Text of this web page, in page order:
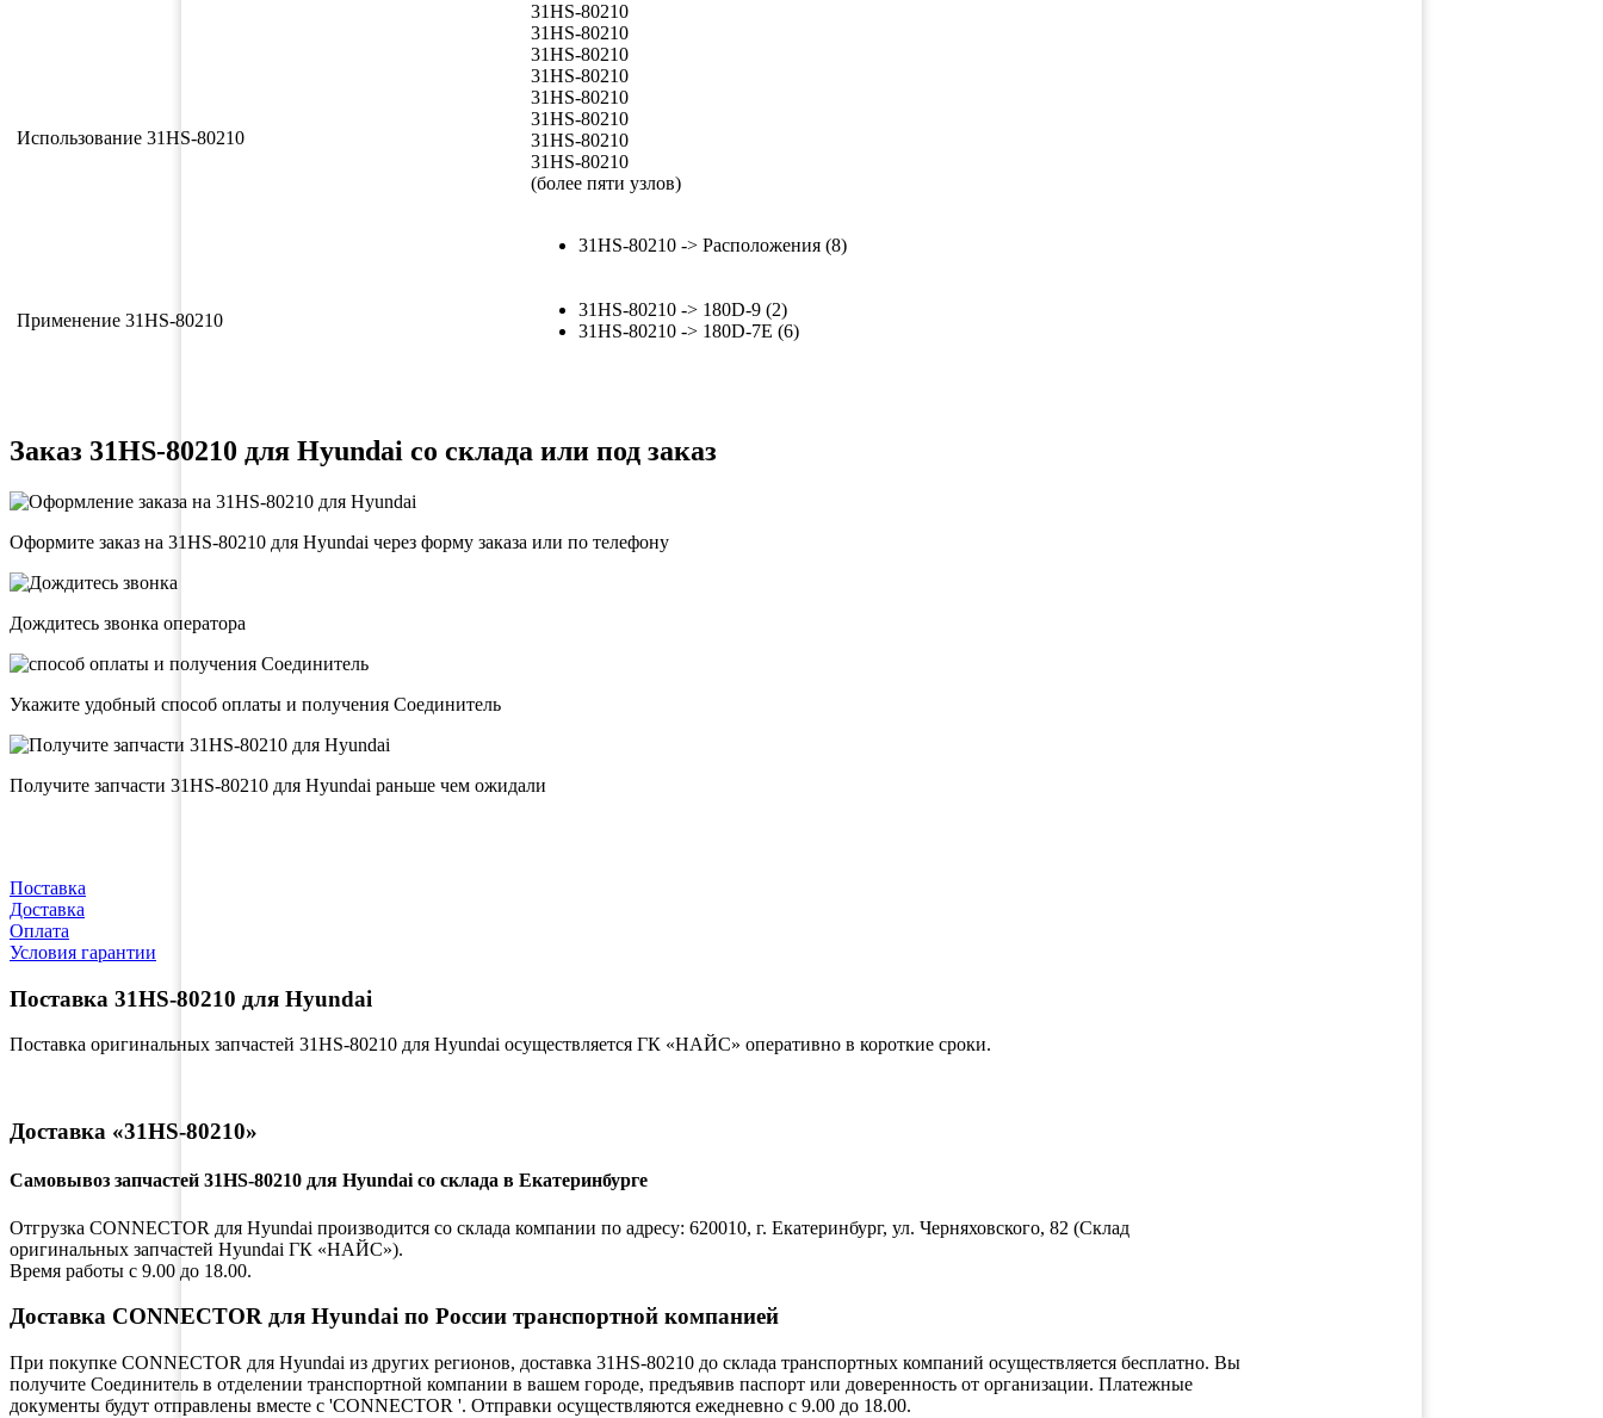
Использование 31HS-80210
31HS-80210
31HS-80210
31HS-80210
31HS-80210
31HS-80210
31HS-80210
31HS-80210
31HS-80210
(более пяти узлов)
31HS-80210 -> Расположения (8)
Применение 31HS-80210
31HS-80210 -> 180D-9 (2)
31HS-80210 -> 180D-7E (6)
Заказ 31HS-80210 для Hyundai со склада или под заказ
Оформите заказ на 31HS-80210 для Hyundai через форму заказа или по телефону
Дождитесь звонка оператора
Укажите удобный способ оплаты и получения Соединитель
Получите запчасти 31HS-80210 для Hyundai раньше чем ожидали
Поставка
Доставка
Оплата
Условия гарантии
Поставка 31HS-80210 для Hyundai
Поставка оригинальных запчастей 31HS-80210 для Hyundai осуществляется ГК «НАЙС» оперативно в короткие сроки.
Доставка «31HS-80210»
Самовывоз запчастей 31HS-80210 для Hyundai со склада в Екатеринбурге
Отгрузка CONNECTOR для Hyundai производится со склада компании по адресу: 620010, г. Екатеринбург, ул. Черняховского, 82 (Склад
оригинальных запчастей Hyundai ГК «НАЙС»).
Время работы с 9.00 до 18.00.
Доставка CONNECTOR для Hyundai по России транспортной компанией
При покупке CONNECTOR для Hyundai из других регионов, доставка 31HS-80210 до склада транспортных компаний осуществляется бесплатно. Вы
получите Соединитель в отделении транспортной компании в вашем городе, предъявив паспорт или доверенность от организации. Платежные
документы будут отправлены вместе с 'CONNECTOR '. Отправки осуществляются ежедневно с 9.00 до 18.00.